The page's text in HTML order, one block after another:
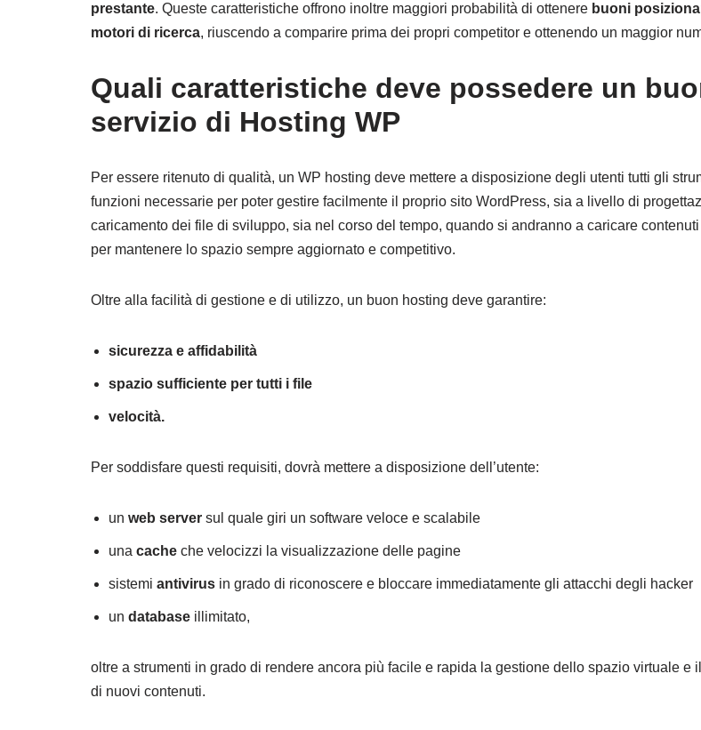
prestante. Queste caratteristiche offrono inoltre maggiori probabilità di ottenere buoni
motori di ricerca, riuscendo a comparire prima dei propri competitor e ottenendo un maggior
Quali caratteristiche deve possedere un
servizio di Hosting WP
Per essere ritenuto di qualità, un WP hosting deve mettere a disposizione degli utenti tutti gli
funzioni necessarie per poter gestire facilmente il proprio sito WordPress, sia a livello di
caricamento dei file di sviluppo, sia nel corso del tempo, quando si andranno a caricare
per mantenere lo spazio sempre aggiornato e competitivo.
Oltre alla facilità di gestione e di utilizzo, un buon hosting deve garantire:
sicurezza e affidabilità
spazio sufficiente per tutti i file
velocità.
Per soddisfare questi requisiti, dovrà mettere a disposizione dell’utente:
un web server sul quale giri un software veloce e scalabile
una cache che velocizzi la visualizzazione delle pagine
sistemi antivirus in grado di riconoscere e bloccare immediatamente gli attacchi degli hacker
un database illimitato,
oltre a strumenti in grado di rendere ancora più facile e rapida la gestione dello spazio virtuale e
di nuovi contenuti.